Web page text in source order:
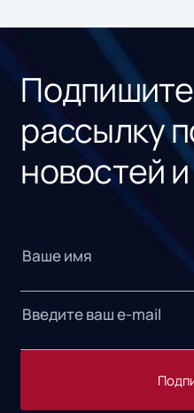
рассылку
новостей